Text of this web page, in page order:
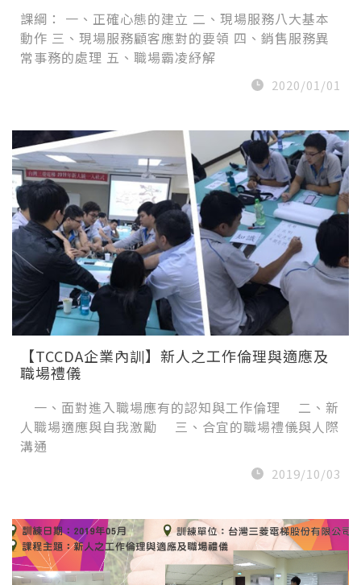
課綱： 一、正確心態的建立 二、現場服務八大基本
動作 三、現場服務顧客應對的要領 四、銷售服務異
常事務的處理 五、職場霸凌紓解
2020/01/01
【TCCDA企業內訓】新人之工作倫理與適應及
職場禮儀
一、面對進入職場應有的認知與工作倫理 二、新
人職場適應與自我激勵 三、合宜的職場禮儀與人際
溝通
2019/10/03